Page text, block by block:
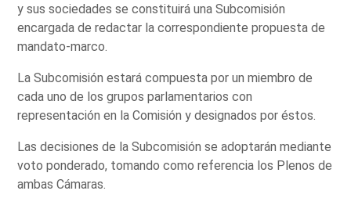
y sus sociedades se constituirá una Subcomisión
encargada de redactar la correspondiente propuesta de
mandato-marco.
La Subcomisión estará compuesta por un miembro de
cada uno de los grupos parlamentarios con
representación en la Comisión y designados por éstos.
Las decisiones de la Subcomisión se adoptarán mediante
voto ponderado, tomando como referencia los Plenos de
ambas Cámaras.